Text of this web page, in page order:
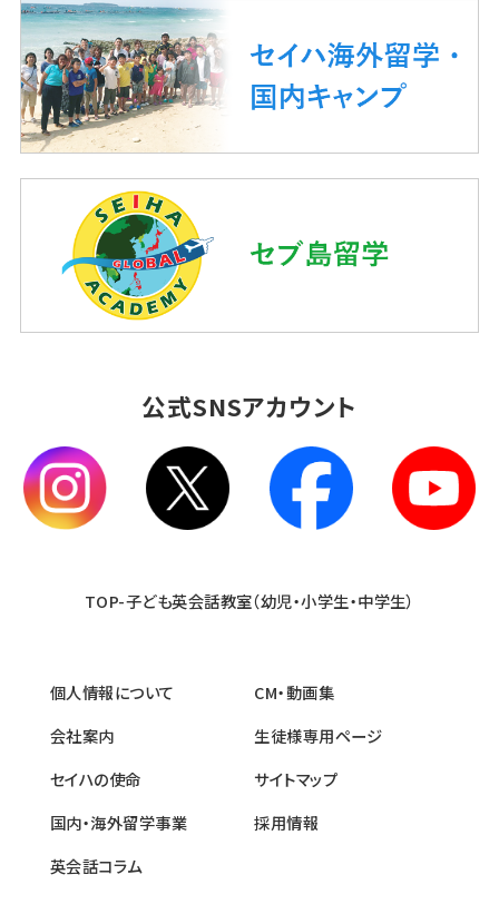
公式SNSアカウント
TOP-子ども英会話教室（幼児・小学生・中学生）
個人情報について
会社案内
セイハの使命
国内・海外留学事業
英会話コラム
CM・動画集
生徒様専用ページ
サイトマップ
採用情報